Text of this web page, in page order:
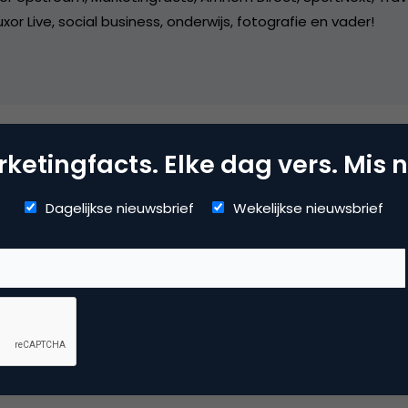
Live, social business, onderwijs, fotografie en vader!
reactie te plaatsen.
Elke dag vers. Mis
Dagelijkse nieuwsbrief Wekelijkse nieuwsbrief